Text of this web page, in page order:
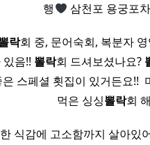
행
삼천포 용궁포
락회 중, 문어숙회, 복분자
음!! 뽈락회 드셔보셨나요?
스페셜 횟집이 있거든요!!
먹은 싱싱뽈락회
식감에 고소함까지 살아있